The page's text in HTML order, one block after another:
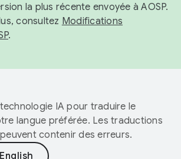
la plus récente envoyée à AOSP.
consultez Modifications
.
IA pour traduire le
langue préférée. Les traductions
contenir des erreurs.